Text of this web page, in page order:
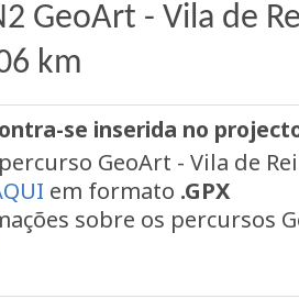
GeoArt - Vila de
km
se inserida no
GeoArt - Vila de
em formato .GPX
sobre os percursos